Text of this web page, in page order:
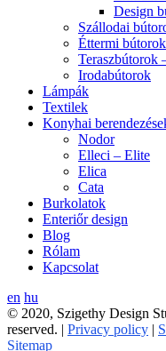
Design
Szállodai
Éttermi bútorok
Teraszbútorok
Irodabútorok
Lámpák
Textilek
Konyhai
Nodor
Elleci – Elite
Elica
Cata
Burkolatok
Enteriőr design
Blog
Rólam
Kapcsolat
en hu
© 2020, Szigethy Design
reserved. | Privacy policy |
Sitemap